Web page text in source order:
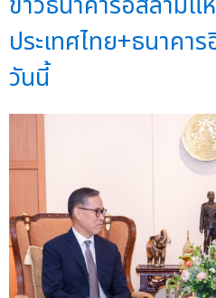
ประเทศไทย+ธนาคา
วันนี้